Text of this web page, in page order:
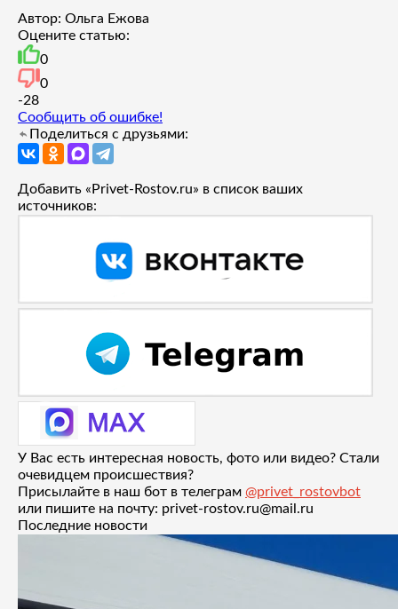
Автор: Ольга Ежова
Оцените статью:
0
0
-28
Сообщить об ошибке!
Поделиться с друзьями:
Добавить «Privet-Rostov.ru» в список ваших
источников:
У Вас есть интересная новость, фото или видео? Стали
очевидцем происшествия?
Присылайте в наш бот в телеграм @privet_rostovbot
или пишите на почту: privet-rostov.ru@mail.ru
Последние новости